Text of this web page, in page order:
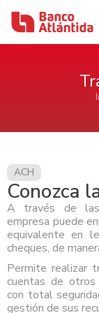
Iniciar sesión
Inicio
Ahorro e
Cuentas de
Cuenta de
Certificados
AFP Atlántida
Ver Ahorro e
Tarjetas
Tarjetas de
Tarjetas de
Préstamo
Préstamo de
Canales
Banca
Ahorro e
Cuenta de
Cuenta de
Certificado
Tarjetas
Aliadas
Impulso
Banca
Ahorro e
Cuenta de
Cuenta de
Tarjetas
Quiénes
Historia
Sala de
ACH
Conozca
A través de
empresa puede
equivalente en
cheques, de
Permite realizar
cuentas de otros
con total
gestión de sus